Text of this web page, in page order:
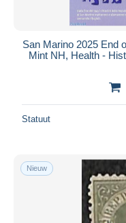
San Marino 2025 End
Mint NH, Health -
Statuut
Nieuw